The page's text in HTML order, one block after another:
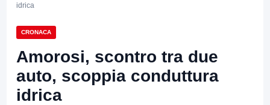
idrica
CRONACA
Amorosi, scontro tra due
auto, scoppia conduttura
idrica